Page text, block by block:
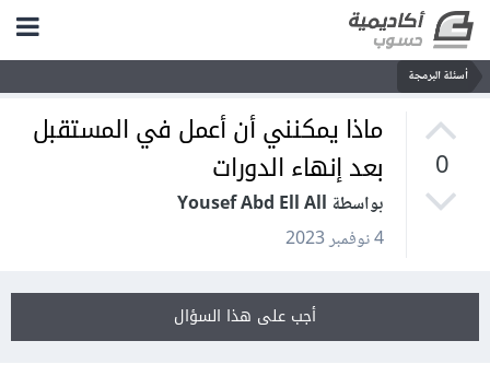
أسئلة البرمجة
0
ماذا يمكنني أن أعمل في المستقبل
بعد إنهاء الدورات
بواسطة Yousef Abd Ell All
4 نوفمبر 2023
أجب على هذا السؤال